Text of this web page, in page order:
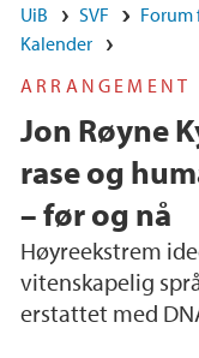
UiB SVF
Forum
Kalender
ARRANGEMENT
Jon Røyne
rase og
– før og nå
Høyreekstrem
vitenskapelig
erstattet med